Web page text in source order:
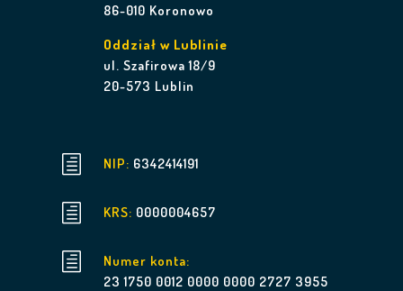
86-010 Koronowo
Oddział w Lublinie
ul. Szafirowa 18/9
20-573 Lublin
h NIP: 6342414191
h KRS: 0000004657
h
Numer konta:
23 1750 0012 0000 0000 2727 3955